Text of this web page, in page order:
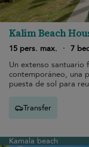
Kalim Beach
15 pers. max.
· 7
Un extenso santuario
contemporáneo, una
puesta de sol para
Transfer
Kamala beach